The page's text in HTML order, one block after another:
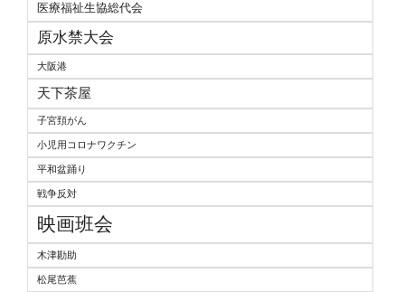
医療福祉生協総代会
原水禁大会
大阪港
天下茶屋
子宮頚がん
小児用コロナワクチン
平和盆踊り
戦争反対
映画班会
木津勘助
松尾芭蕉